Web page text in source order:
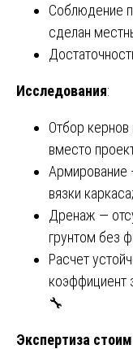
Соблюдение
сделан
Исследования:
Отбор кернов
вместо
Армирование
вязки каркаса;
Дренаж —
грунтом без
Расчет
коэффициент
🔧
Экспертиза